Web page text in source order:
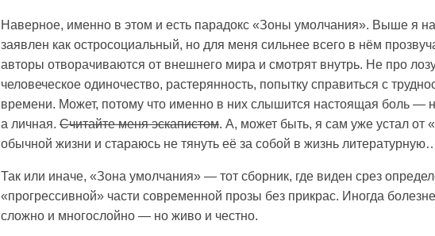
Наверное, именно в этом и есть парадокс «Зоны умолчания». Выше я
заявлен как остросоциальный, но для меня сильнее всего в нём
авторы отворачиваются от внешнего мира и смотрят внутрь. Не про
человеческое одиночество, растерянность, попытку справиться с
времени. Может, потому что именно в них слышится настоящая боль —
а личная. Считайте меня эскапистом. А, может быть, я сам уже устал от
обычной жизни и стараюсь не тянуть её за собой в жизнь
Так или иначе, «Зона умолчания» — тот сборник, где виден срез
«прогрессивной» части современной прозы без прикрас. Иногда
сложно и многослойно — но живо и честно.